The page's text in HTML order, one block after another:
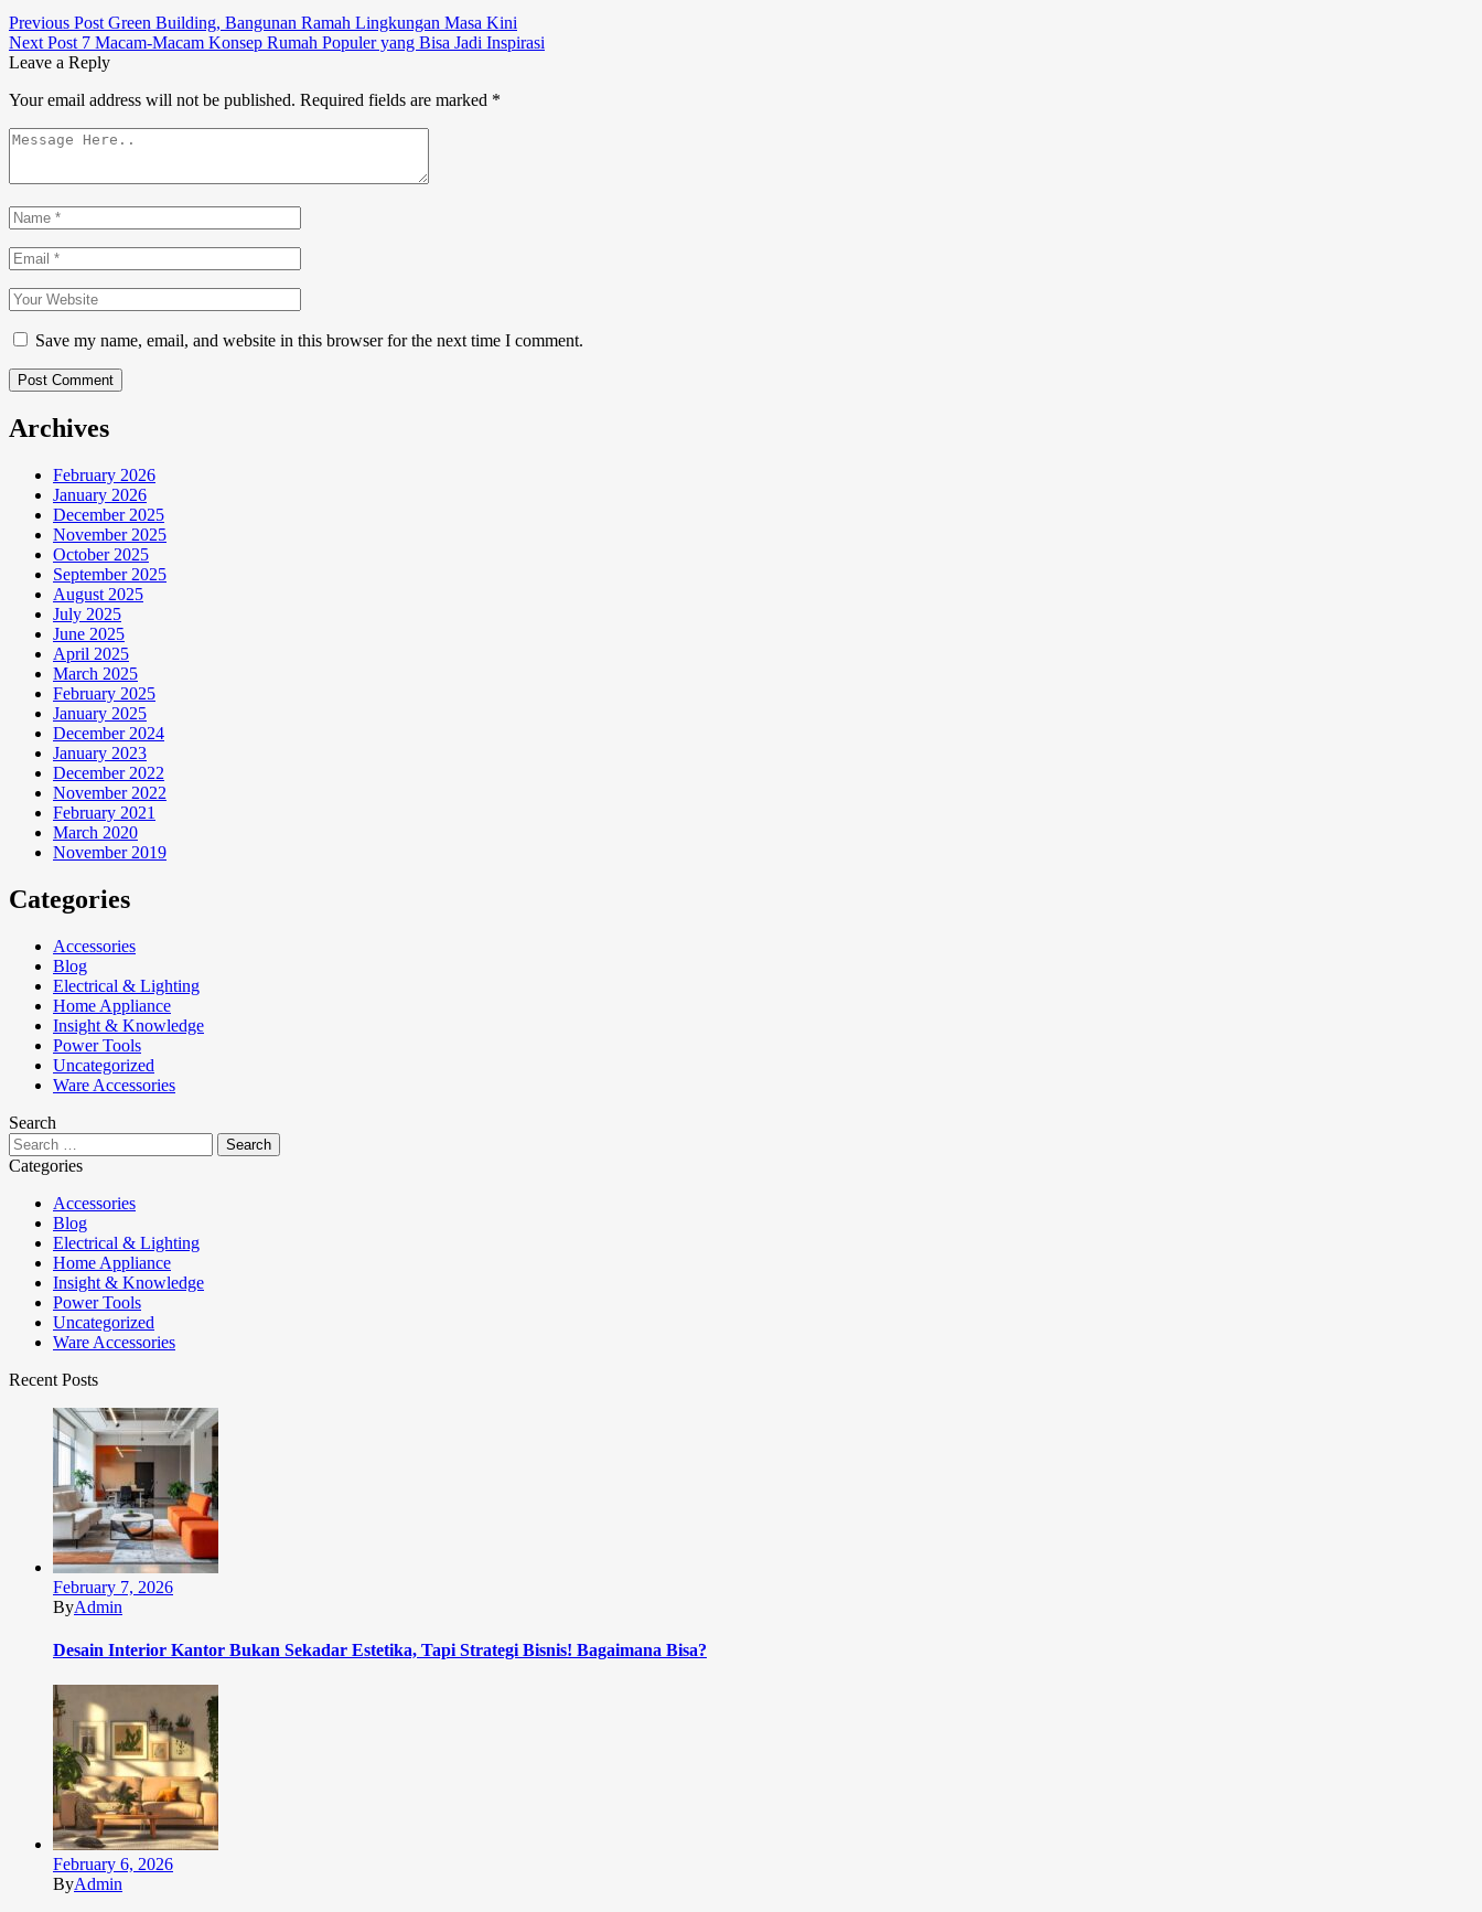
Previous Post Green Building, Bangunan Ramah Lingkungan Masa Kini
Next Post 7 Macam-Macam Konsep Rumah Populer yang Bisa Jadi Inspirasi
Leave a Reply
Your email address will not be published. Required fields are marked *
Save my name, email, and website in this browser for the next time I comment.
Post Comment
Archives
February 2026
January 2026
December 2025
November 2025
October 2025
September 2025
August 2025
July 2025
June 2025
April 2025
March 2025
February 2025
January 2025
December 2024
January 2023
December 2022
November 2022
February 2021
March 2020
November 2019
Categories
Accessories
Blog
Electrical & Lighting
Home Appliance
Insight & Knowledge
Power Tools
Uncategorized
Ware Accessories
Search
Categories
Accessories
Blog
Electrical & Lighting
Home Appliance
Insight & Knowledge
Power Tools
Uncategorized
Ware Accessories
Recent Posts
February 7, 2026
ByAdmin
Desain Interior Kantor Bukan Sekadar Estetika, Tapi Strategi Bisnis! Bagaimana Bisa?
February 6, 2026
ByAdmin